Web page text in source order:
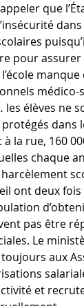
que
pour
médico-
les élèves ne
dans
la rue, 160
chaque
ont deux
pas être
Le
aux
et